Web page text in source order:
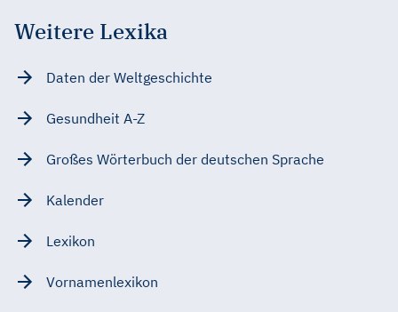
Weitere Lexika
Daten der Weltgeschichte
Gesundheit A-Z
Großes Wörterbuch der deutschen Sprache
Kalender
Lexikon
Vornamenlexikon